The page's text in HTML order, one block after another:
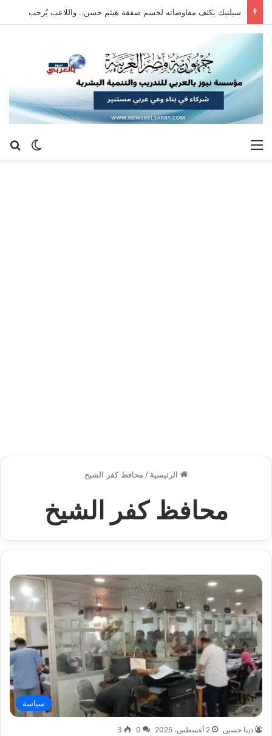
سيلتيك يكثف مفاوضاته لحسم صفقة هيثم حسن.. واللاعب يُرحب
الوضع القائمة
الرئيسية / محافظ كفر الشيخ
محافظ كفر الشيخ
سياسة
دينا حسين 2 أغسطس، 2025 0
3